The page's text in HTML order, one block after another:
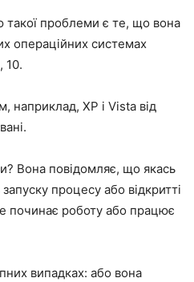
такої проблеми є те, що вона
операційних системах
10.
наприклад, ХР і Vista від
Вона повідомляє, що якась
процесу або відкритті
починає роботу або працює
випадках: або вона